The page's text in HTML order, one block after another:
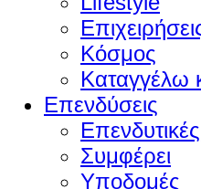
Κόσμος
Καταγγέλω
Επενδύσεις
Συμφέρει
Υποδομές